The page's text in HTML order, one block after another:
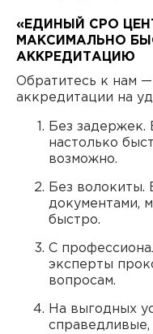
«ЕДИНЫЙ СРО
МАКСИМАЛЬНО
АККРЕДИТАЦИЮ
Обратитесь к нам
аккредитации на
Без задержек.
настолько
возможно.
Без волокиты.
документами,
быстро.
С
эксперты
вопросам.
На выгодных